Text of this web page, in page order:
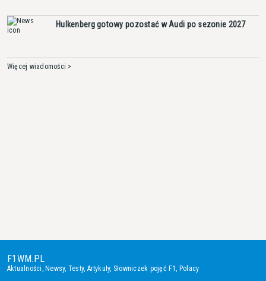
Hulkenberg gotowy pozostać w Audi po sezonie 2027
Więcej wiadomości >
F1WM.PL
Aktualności,Newsy, Testy, Artykuły, Słowniczek pojęć F1, Polacy